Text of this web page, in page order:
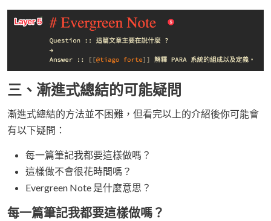
三、漸進式總結的可能疑問
漸進式總結的方法並不困難，但看完以上的介紹後你可能會
有以下疑問：
每一篇筆記我都要這樣做嗎？
這樣做不會很花時間嗎？
Evergreen Note 是什麼意思？
每一篇筆記我都要這樣做嗎？